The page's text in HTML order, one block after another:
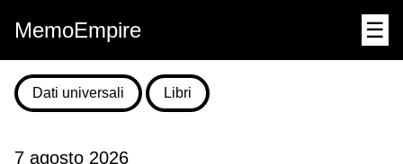
MemoEmpire ☰
Dati universali Libri
7 agosto 2026